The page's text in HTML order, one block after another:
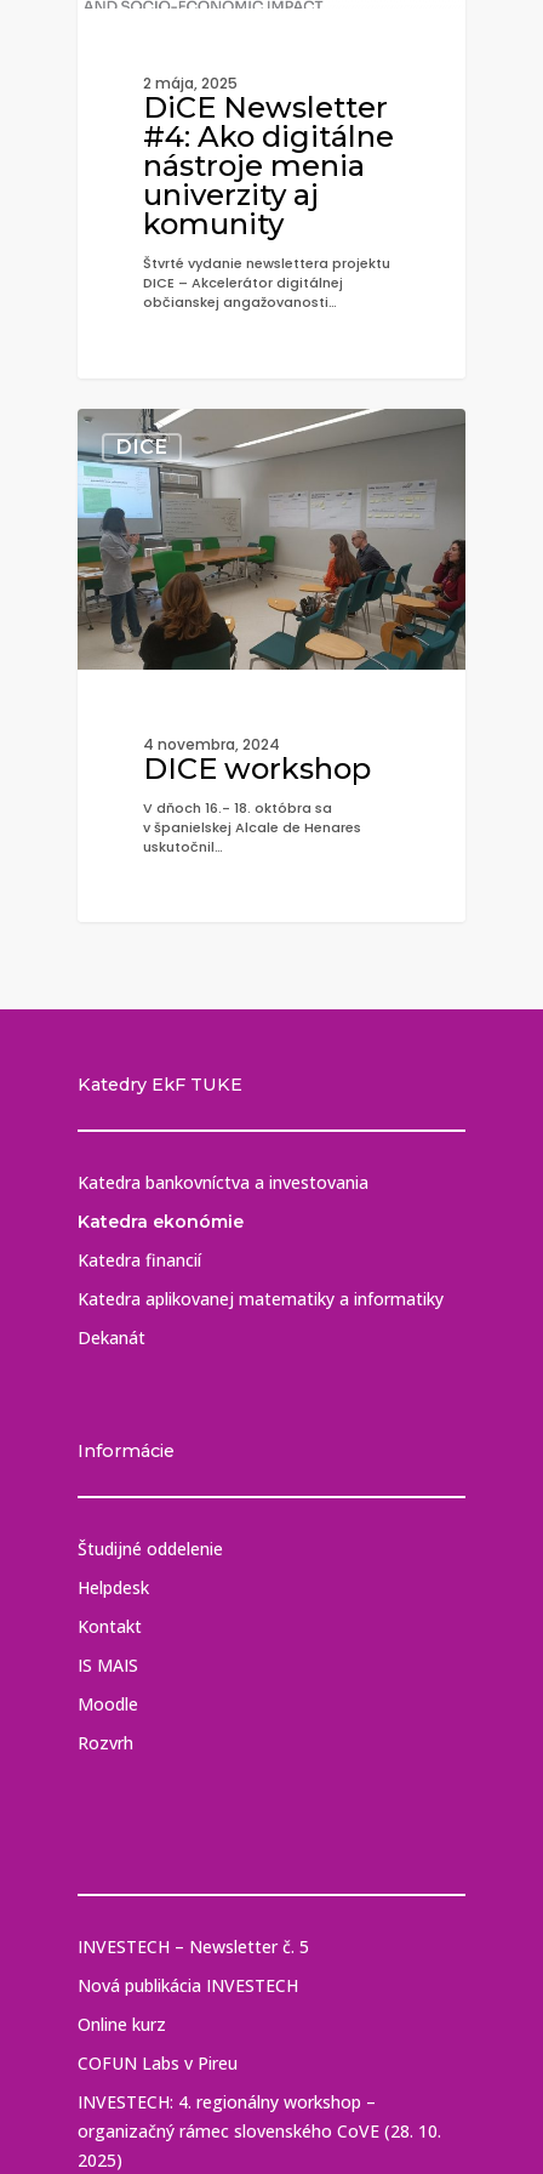
2 mája, 2025
DiCE Newsletter
#4: Ako digitálne
nástroje menia
univerzity aj
komunity
Štvrté vydanie newslettera projektu
DICE – Akcelerátor digitálnej
občianskej angažovanosti…
DICE
4 novembra, 2024
DICE workshop
V dňoch 16.- 18. októbra sa
v španielskej Alcale de Henares
uskutočnil…
0
Katedry EkF TUKE
Katedra bankovníctva a investovania
Katedra ekonómie
Katedra financií
Katedra aplikovanej matematiky a informatiky
Dekanát
Informácie
Študijné oddelenie
Helpdesk
Kontakt
IS MAIS
Moodle
Rozvrh
INVESTECH – Newsletter č. 5
Nová publikácia INVESTECH
Online kurz
COFUN Labs v Pireu
INVESTECH: 4. regionálny workshop –
organizačný rámec slovenského CoVE (28. 10.
2025)